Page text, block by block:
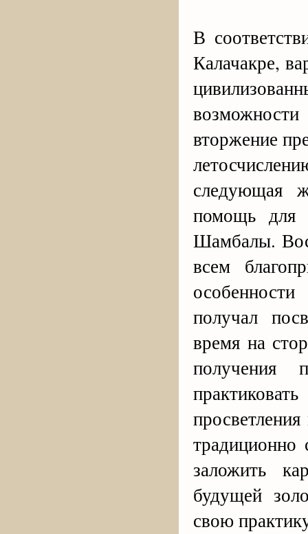
В
Калачакре,
вторжение
следующая
помощь для
Шамбалы.
всем
получал
время на
получения
традиционно
заложить
будущей
свою